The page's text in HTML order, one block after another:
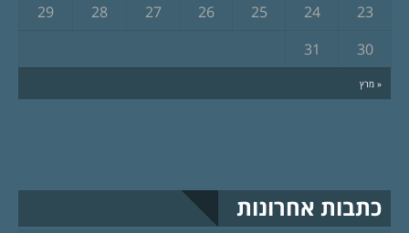
« מרץ
23
24
25
26
27
28
29
30
31
כתבות אחרונות